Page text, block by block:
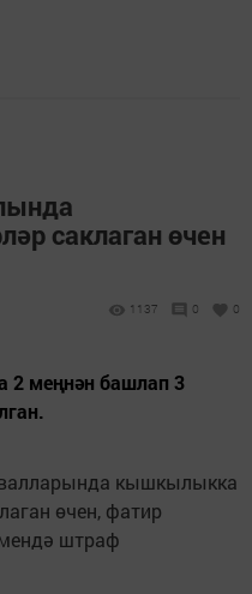
саклаган өчен
1137 0 0
2 меңнән башлап 3
кышкылыкка
өчен, фатир
штраф